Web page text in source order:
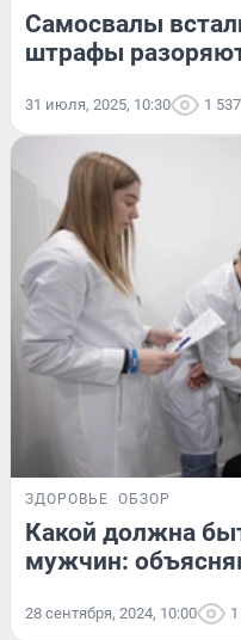
Самосвалы
штрафы
31 июля, 2025, 10:30 1 537
ЗДОРОВЬЕ ОБЗОР
Какой должна
мужчин:
28 сентября, 2024, 10:00